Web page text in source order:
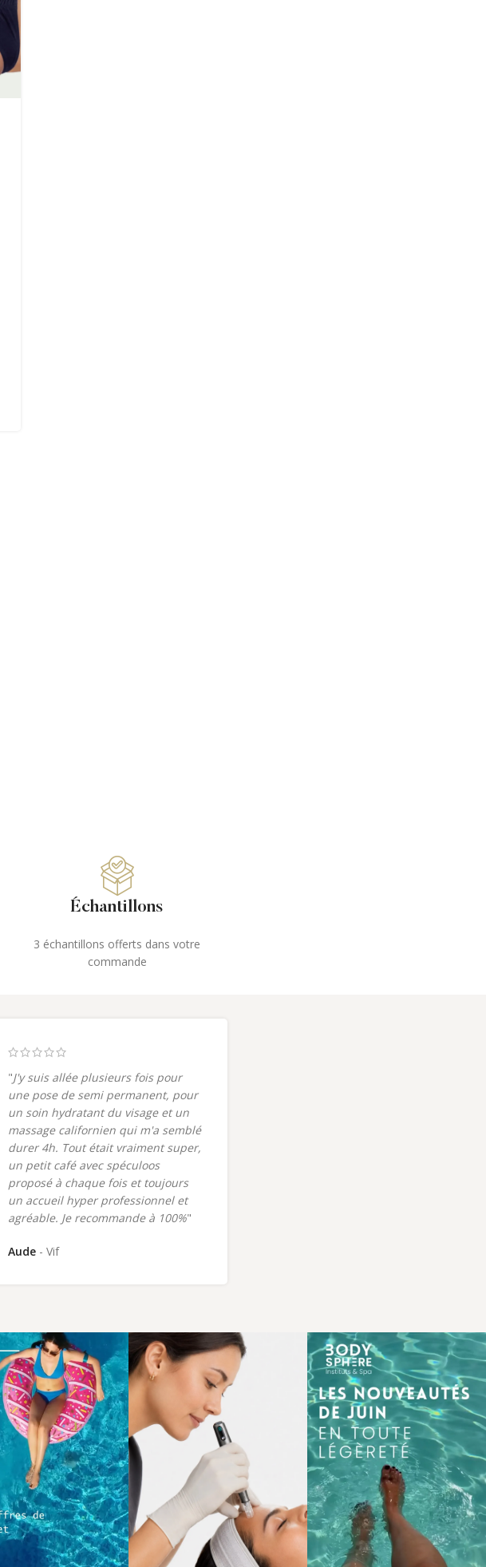
Échantillons
3 échantillons offerts dans votre
commande
"J'y suis allée plusieurs fois pour
une pose de semi permanent, pour
un soin hydratant du visage et un
massage californien qui m'a semblé
durer 4h. Tout était vraiment super,
un petit café avec spéculoos
proposé à chaque fois et toujours
un accueil hyper professionnel et
agréable. Je recommande à 100%"
Aude Vif